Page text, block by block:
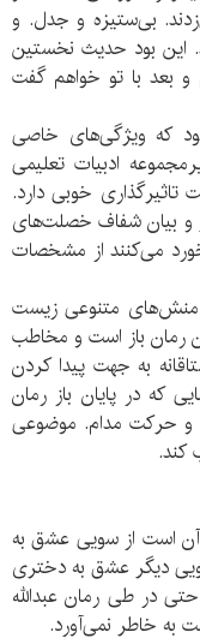
بی‌ستیزه و جدل. و
بود حدیث نخستین
و بعد با تو خواهم گفت
که ویژگی‌های خاصی
ادبیات تعلیمی
تاثیرگذاری خوبی دارد.
و بیان شفاف خصلت‌های
می‌کنند از مشخصات
و منش‌های متنوعی زیست
رمان باز است و مخاطب
به جهت پیدا کردن
که در پایان باز رمان
و حرکت مدام. موضوعی
کند.
آن است از سویی عشق به
دیگر عشق به دختری
در طی رمان عبدالله
به خاطر نمی‌آورد.